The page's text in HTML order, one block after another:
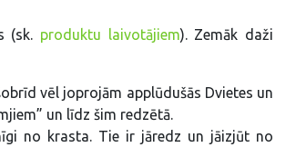
(sk. produktu laivotājiem). Zemāk daži
vēl joprojām applūdušās Dvietes un
un līdz šim redzētā.
no krasta. Tie ir jāredz un jāizjūt no